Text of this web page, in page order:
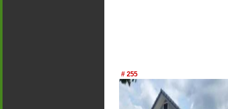
# 255